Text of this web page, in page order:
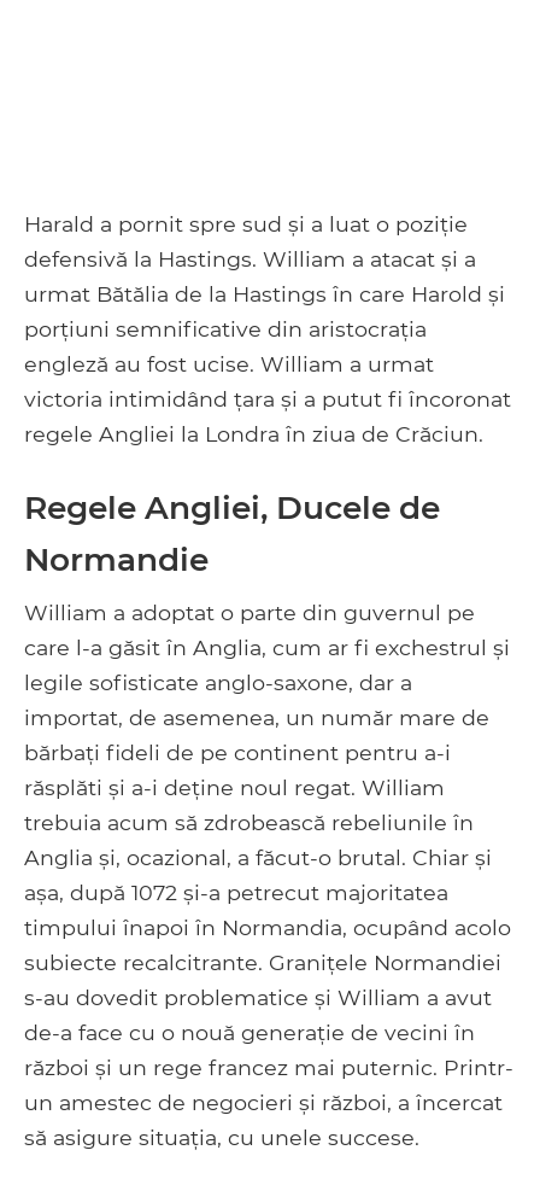
Harald a pornit spre sud și a luat o poziție
defensivă la Hastings. William a atacat și a
urmat Bătălia de la Hastings în care Harold și
porțiuni semnificative din aristocrația
engleză au fost ucise. William a urmat
victoria intimidând țara și a putut fi încoronat
regele Angliei la Londra în ziua de Crăciun.
Regele Angliei, Ducele de
Normandie
William a adoptat o parte din guvernul pe
care l-a găsit în Anglia, cum ar fi exchestrul și
legile sofisticate anglo-saxone, dar a
importat, de asemenea, un număr mare de
bărbați fideli de pe continent pentru a-i
răsplăti și a-i deține noul regat. William
trebuia acum să zdrobească rebeliunile în
Anglia și, ocazional, a făcut-o brutal. Chiar și
așa, după 1072 și-a petrecut majoritatea
timpului înapoi în Normandia, ocupând acolo
subiecte recalcitrante. Granițele Normandiei
s-au dovedit problematice și William a avut
de-a face cu o nouă generație de vecini în
război și un rege francez mai puternic. Printr-
un amestec de negocieri și război, a încercat
să asigure situația, cu unele succese.